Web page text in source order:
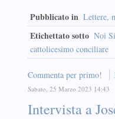
Pubblicato in Lettere,
Etichettato sotto Noi
cattolicesimo conciliare
Commenta per primo!
Sabato, 25 Marzo 2023 14:43
Intervista a